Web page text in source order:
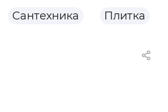
Сантехника Плитка